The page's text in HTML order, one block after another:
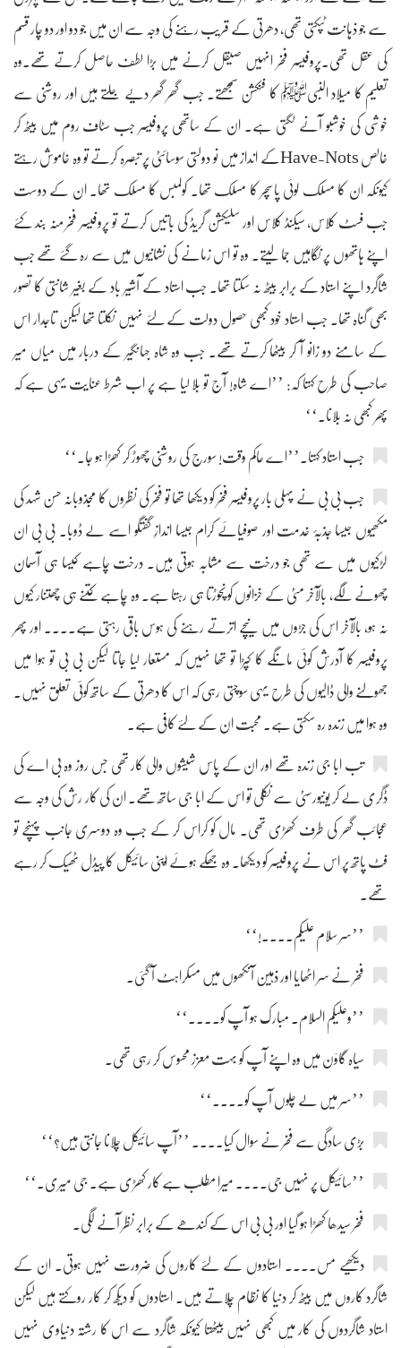
سے جو ذہانت ٹپکتی تھی، دھرتی کے قریب رہنے کی وجہ سے ان میں جو دو اور دو چار قسم
کی عقل تھی۔پروفیسر فخر انہیں صیقل کرنے میں بڑا لطف حاصل کرتے تھے۔وہ
تعلیم کا میلاد النبیﷺ کا فنکشن سمجھتے۔ جب گھر گھر دیے جلتے ہیں اور روشنی سے
خوشی کی خوشبو آنے لگتی ہے۔ ان کے ساتھی پروفیسر جب سٹاف روم میں بیٹھ کر
خالص Have-Notsکے انداز میں نو دولتی سوسائٹی پر تبصرہ کرتے تو وہ خاموش رہتے
کیونکہ ان کا مسلک لوئی پاسچر کا مسلک تھا۔ کولمبس کا مسلک تھا۔ ان کے دوست
جب فسٹ کلاس، سیکنڈ کلاس اور سلیکشن گریڈ کی باتیں کرتے تو پروفیسر فخر منہ بند کئے
اپنے ہاتھوں پر نگاہیں جما لیتے۔ وہ تو اس زمانے کی نشانیوں میں سے رہ گئے تھے جب
شاگرد اپنے استاد کے برابر بیٹھ نہ سکتا تھا۔ جب استاد کے آشیر باد کے بغیر شانتی کا تصور
بھی گناہ تھا۔ جب استاد خود کبھی حصول دولت کے لئے نہیں نکلتا تھا لیکن تاجدار اس
کے سامنے دو زانو آ کر بیٹھا کرتے تھے۔ جب وہ شاہ جہانگیر کے دربار میں میاں میر
صاحب کی طرح کہتا کہ: ’’اے شاہ! آج تو بلا لیا ہے پر اب شرط عنایت یہی ہے کہ
پھر کبھی نہ بلانا۔‘‘
جب استاد کہتا۔’’اے حاکم وقت! سورج کی روشنی چھوڑ کر کھڑا ہو جا۔‘‘
جب بی بی نے پہلی بار پروفیسر فخر کو دیکھا تھا تو فخر کی نظروں کا مجذوبانہ حسن شہد کی
مکھیوں جیسا جذبۂ خدمت اور صوفیائے کرام جیسا اندازِ گفتگو اسے لے ڈوبا۔ بی بی ان
لڑکیوں میں سے تھی جو درخت سے مشابہ ہوتی ہیں۔ درخت چاہے کیسا ہی آسمان
چھونے لگے، بالآخر مٹی کے خزانوں کو نچوڑتا ہی رہتا ہے۔ وہ چاہے کتنے ہی چھتنار کیوں
نہ ہو، بالآخر اس کی جڑوں میں نیچے اترتے رہنے کی ہوس باقی رہتی ہے.... اور پھر
پروفیسر کا آدرش کوئی مانگے کا کپڑا تو تھا نہیں کہ مستعار لیا جاتا لیکن بی بی تو ہوا میں
جھولنے والی ڈالیوں کی طرح یہی سوچتی رہی کہ اس کا دھرتی کے ساتھ کوئی تعلق نہیں۔
وہ ہوا میں زندہ رہ سکتی ہے۔ محبت ان کے لئے کافی ہے۔
تب ابا جی زندہ تھے اور ان کے پاس شیشوں والی کار تھی جس روز وہ بی اے کی
ڈگری لے کر یونیورسٹی سے نکلی تو اس کے ابا جی ساتھ تھے۔ ان کی کار رش کی وجہ سے
عجائب گھر کی طرف کھڑی تھی۔ مال کو کراس کر کے جب وہ دوسری جانب پہنچے تو
فٹ پاتھ پر اس نے پروفیسر کو دیکھا۔ وہ جھکے ہوئے اپنی سائیکل کا پیڈل ٹھیک کر رہے
تھے۔
’’سر سلام علیکم....!‘‘
فخر نے سر اٹھایا اور ذہین آنکھوں میں مسکراہٹ آ گئی۔
’’وعلیکم السلام۔ مبارک ہو آپ کو....‘‘
سیاہ گاؤن میں وہ اپنے آپ کو بہت معزز محسوس کر رہی تھی۔
’’سر میں لے چلوں آپ کو....‘‘
بڑی سادگی سے فخر نے سوال کیا.... ’’آپ سائیکل چلانا جانتی ہیں؟‘‘
’’سائیکل پر نہیں جی.... میرا مطلب ہے کار کھڑی ہے۔ جی میری۔‘‘
فخر سیدھا کھڑا ہو گیا اور بی بی اس کے کندھے کے برابر نظر آنے لگی۔
دیکھیے مس.... استادوں کے لئے کاروں کی ضرورت نہیں ہوتی۔ ان کے
شاگرد کاروں میں بیٹھ کر دنیا کا نظام چلاتے ہیں۔ استادوں کو دیکھ کر کار روکتے ہیں لیکن
استاد شاگردوں کی کار میں کبھی نہیں بیٹھتا کیونکہ شاگرد سے اس کا رشتہ دنیاوی نہیں